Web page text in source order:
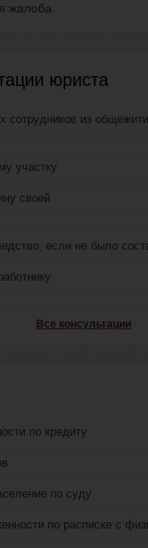
жалоба
юриста
сотрудников из
участку
своей
если не было
Все консультации
по кредиту
по суду
по расписке с